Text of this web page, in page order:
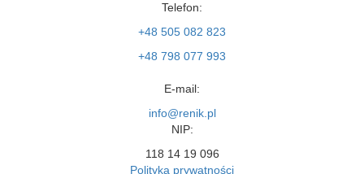
Telefon:
+48 505 082 823
+48 798 077 993
E-mail:
info@renik.pl
NIP:
118 14 19 096
Polityka prywatności